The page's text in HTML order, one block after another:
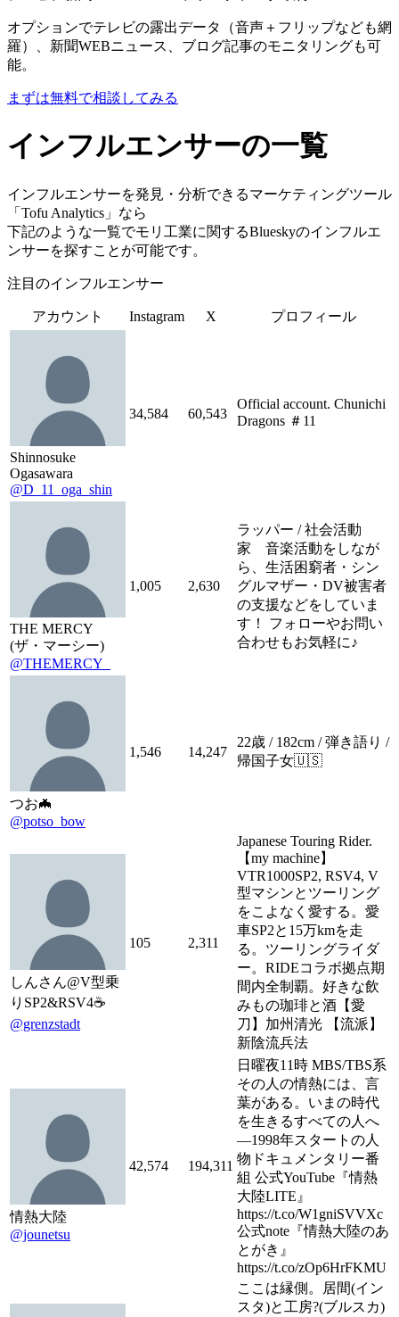
オプションでテレビの露出データ（音声＋フリップなども網
羅）、新聞WEBニュース、ブログ記事のモニタリングも可
能。
まずは無料で相談してみる
インフルエンサーの一覧
インフルエンサーを発見・分析できるマーケティングツール
「Tofu Analytics」なら
下記のような一覧でモリ工業に関するBlueskyのインフルエ
ンサーを探すことが可能です。
注目のインフルエンサー
アカウント Instagram X プロフィール
Shinnosuke
Ogasawara
@D_11_oga_shin
34,584 60,543
Official account. Chunichi
Dragons ＃11
THE MERCY
(ザ・マーシー)
@THEMERCY_
1,005 2,630
ラッパー / 社会活動
家 音楽活動をしなが
ら、生活困窮者・シン
グルマザー・DV被害者
の支援などをしていま
す！ フォローやお問い
合わせもお気軽に♪
つお🦇
@potso_bow
1,546 14,247
22歳 / 182cm / 弾き語り /
帰国子女🇺🇸
しんさん@V型乗
りSP2&RSV4☕️
@grenzstadt
105 2,311
Japanese Touring Rider.
【my machine】
VTR1000SP2, RSV4, V
型マシンとツーリング
をこよなく愛する。愛
車SP2と15万kmを走
る。ツーリングライダ
ー。RIDEコラボ拠点期
間内全制覇。好きな飲
みもの珈琲と酒【愛
刀】加州清光 【流派】
新陰流兵法
情熱大陸
@jounetsu
42,574 194,311
日曜夜11時 MBS/TBS系
その人の情熱には、言
葉がある。いまの時代
を生きるすべての人へ
―1998年スタートの人
物ドキュメンタリー番
組 公式YouTube『情熱
大陸LITE』
https://t.co/W1gniSVVXc
公式note『情熱大陸のあ
とがき』
https://t.co/zOp6HrFKMU
ここは縁側。居間(イン
スタ)と工房?(ブルスカ)